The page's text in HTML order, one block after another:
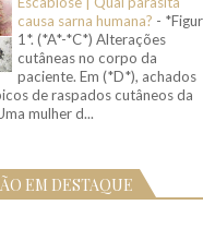
causa sarna humana? -
1*. (*A*-*C*) Alterações
cutâneas no corpo da
paciente. Em (*D*), achados
de raspados cutâneos da
mulher d...
EM DESTAQUE